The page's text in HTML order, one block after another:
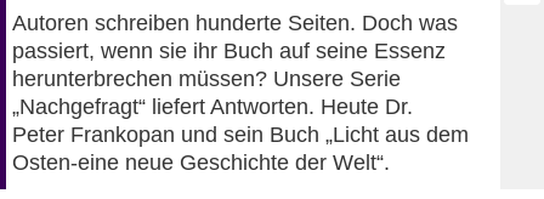
Autoren schreiben hunderte Seiten. Doch was
passiert, wenn sie ihr Buch auf seine Essenz
herunterbrechen müssen? Unsere Serie
„Nachgefragt“ liefert Antworten. Heute Dr.
Peter Frankopan und sein Buch „Licht aus dem
Osten-eine neue Geschichte der Welt“.